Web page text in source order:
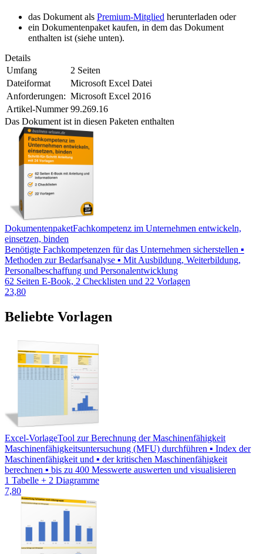
das Dokument als Premium-Mitglied herunterladen oder
ein Dokumentenpaket kaufen, in dem das Dokument
enthalten ist (siehe unten).
Details
Umfang
2 Seiten
Dateiformat
Microsoft Excel Datei
Anforderungen: Microsoft Excel 2016
Artikel-Nummer 99.269.16
Das Dokument ist in diesen Paketen enthalten
DokumentenpaketFachkompetenz im Unternehmen entwickeln,
einsetzen, binden
Benötigte Fachkompetenzen für das Unternehmen sicherstellen ▪
Methoden zur Bedarfsanalyse ▪ Mit Ausbildung, Weiterbildung,
Personalbeschaffung und Personalentwicklung
62 Seiten E-Book, 2 Checklisten und 22 Vorlagen
23,80
Beliebte Vorlagen
Excel-VorlageTool zur Berechnung der Maschinenfähigkeit
Maschinenfähigkeitsuntersuchung (MFU) durchführen ▪ Index der
Maschinenfähigkeit und ▪ der kritischen Maschinenfähigkeit
berechnen ▪ bis zu 400 Messwerte auswerten und visualisieren
1 Tabelle + 2 Diagramme
7,80